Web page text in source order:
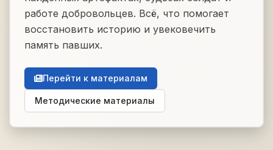
работе добровольцев. Всё, что помогает
восстановить историю и увековечить
память павших.
Перейти к материалам
Методические материалы